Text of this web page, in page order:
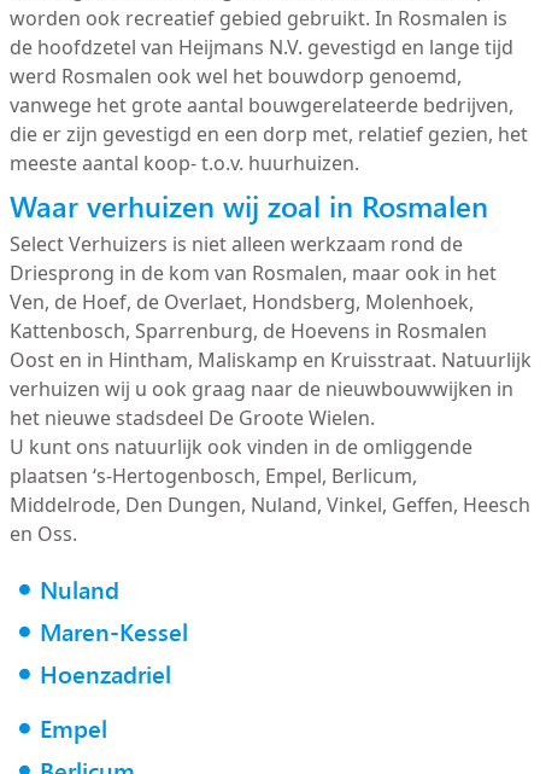
worden ook recreatief gebied gebruikt. In Rosmalen is
de hoofdzetel van Heijmans N.V. gevestigd en lange tijd
werd Rosmalen ook wel het bouwdorp genoemd,
vanwege het grote aantal bouwgerelateerde bedrijven,
die er zijn gevestigd en een dorp met, relatief gezien, het
meeste aantal koop- t.o.v. huurhuizen.
Waar verhuizen wij zoal in Rosmalen
Select Verhuizers is niet alleen werkzaam rond de
Driesprong in de kom van Rosmalen, maar ook in het
Ven, de Hoef, de Overlaet, Hondsberg, Molenhoek,
Kattenbosch, Sparrenburg, de Hoevens in Rosmalen
Oost en in Hintham, Maliskamp en Kruisstraat. Natuurlijk
verhuizen wij u ook graag naar de nieuwbouwwijken in
het nieuwe stadsdeel De Groote Wielen.
U kunt ons natuurlijk ook vinden in de omliggende
plaatsen ‘s-Hertogenbosch, Empel, Berlicum,
Middelrode, Den Dungen, Nuland, Vinkel, Geffen, Heesch
en Oss.
Nuland
Maren-Kessel
Hoenzadriel
Empel